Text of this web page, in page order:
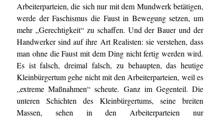
Arbeiterparteien, die sich nur mit dem Mundwerk betätigen,
werde der Faschismus die Faust in Bewegung setzen, um
mehr „Gerechtigkeit“ zu schaffen. Und der Bauer und der
Handwerker sind auf ihre Art Realisten: sie verstehen, dass
man ohne die Faust mit dem Ding nicht fertig werden wird.
Es ist falsch, dreimal falsch, zu behaupten, das heutige
Kleinbürgertum gehe nicht mit den Arbeiterparteien, weil es
„extreme Maßnahmen“ scheute. Ganz im Gegenteil. Die
unteren Schichten des Kleinbürgertums, seine breiten
Massen, sehen in den Arbeiterparteien nur